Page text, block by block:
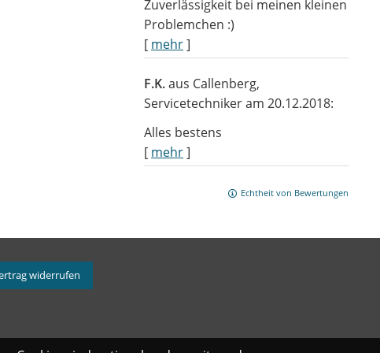
Zuverlässigkeit bei meinen kleinen
Problemchen :)
[ mehr]
F.K.aus Callenberg,
Servicetechnikeram 20.12.2018:
Alles bestens
[ mehr]
Echtheit von Bewertungen
widerrufen